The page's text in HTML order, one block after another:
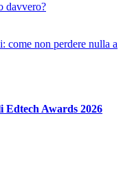
davvero?
come non perdere nulla a
Edtech Awards 2026